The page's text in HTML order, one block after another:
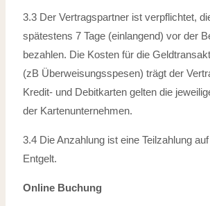
3.3 Der Vertragspartner ist verpflichtet,
spätestens 7 Tage (einlangend)vor der
bezahlen. Die Kosten für die
(zB Überweisungsspesen) trägt der
Kredit- und Debitkarten geltendie
der Kartenunternehmen.
3.4 Die Anzahlung ist eine Teilzahlung
Entgelt.
Online Buchung